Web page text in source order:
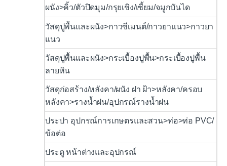
ผนัง>คิ้ว/ตัวปิดมุม/กรุยเชิง/เซี้ยม/จมูกบันได
วัสดุปูพื้นและผนัง>กาวซีเมนต์/กาวยาแนว>กาวยา
แนว
วัสดุปูพื้นและผนัง>กระเบื้องปูพื้น>กระเบื้องปูพื้น
ลายหิน
วัสดุก่อสร้าง/หลังคา/ผนัง ฝา ฝ้า>หลังคา/ครอบ
หลังคา>รางน้ำฝน/อุปกรณ์รางน้ำฝน
ประปา อุปกรณ์การเกษตรและสวน>ท่อ>ท่อ PVC/
ข้อต่อ
ประตู หน้าต่างและอุปกรณ์